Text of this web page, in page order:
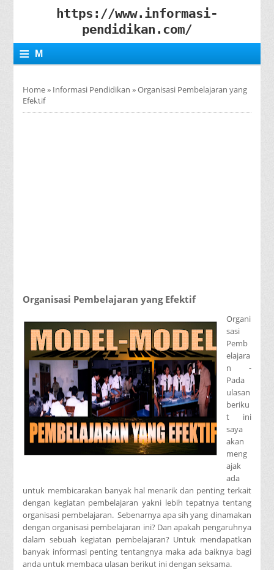
https://www.informasi-
pendidikan.com/
≡ M
N
Home» Informasi Pendidikan »Organisasi Pembelajaran yang
Efektif
Organisasi Pembelajaran yang Efektif
Organi
sasi
Pemb
elajara
n -
Pada
ulasan
beriku
t ini
saya
akan
meng
ajak
ada
untuk membicarakan banyak hal menarik dan penting terkait
dengan kegiatan pembelajaran yakni lebih tepatnya tentang
organisasi pembelajaran. Sebenarnya apa sih yang dinamakan
dengan organisasi pembelajaran ini? Dan apakah pengaruhnya
dalam sebuah kegiatan pembelajaran? Untuk mendapatkan
banyak informasi penting tentangnya maka ada baiknya bagi
anda untuk membaca ulasan berikut ini dengan seksama.